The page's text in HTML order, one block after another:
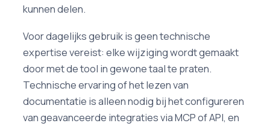
kunnen delen.
Voor dagelijks gebruik is geen technische
expertise vereist: elke wijziging wordt gemaakt
door met de tool in gewone taal te praten.
Technische ervaring of het lezen van
documentatie is alleen nodig bij het configureren
van geavanceerde integraties via MCP of API, en